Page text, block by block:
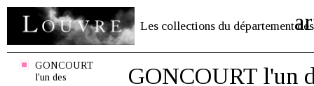
Les collections du département des
GONCOURT
l'un des
GONCOURT l'un